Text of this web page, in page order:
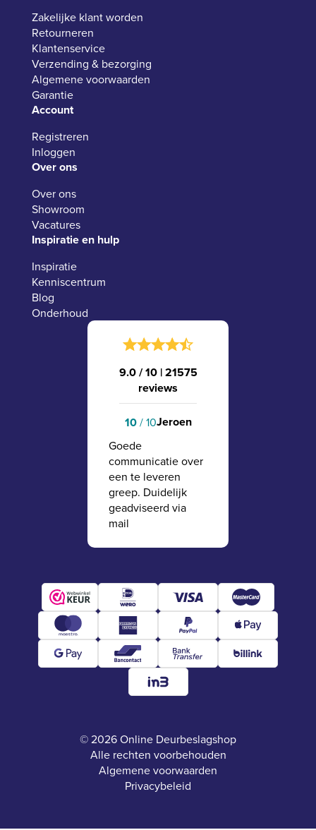
Zakelijke klant worden
Retourneren
Klantenservice
Verzending & bezorging
Algemene voorwaarden
Garantie
Account
Registreren
Inloggen
Over ons
Over ons
Showroom
Vacatures
Inspiratie en hulp
Inspiratie
Kenniscentrum
Blog
Onderhoud
9.0 / 10 |21575
reviews
10/ 10Jeroen
Goede
communicatie over
een te leveren
greep. Duidelijk
geadviseerd via
mail
© 2026 Online Deurbeslagshop
Alle rechten voorbehouden
Algemene voorwaarden
Privacybeleid